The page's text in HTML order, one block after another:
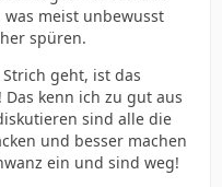
meist unbewusst
spüren.
geht, ist das
kenn ich zu gut aus
sind alle die
und besser machen
ein und sind weg!